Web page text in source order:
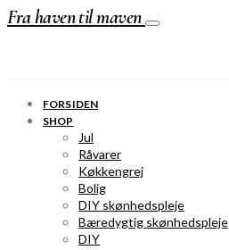
Fra haven til maven
FORSIDEN
SHOP
Jul
Råvarer
Køkkengrej
Bolig
DIY skønhedspleje
Bæredygtig skønhedspleje
DIY